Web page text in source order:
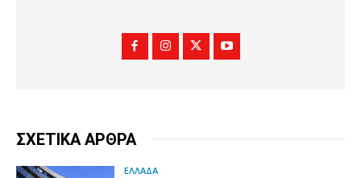
ΣΧΕΤΙΚΑ ΑΡΘΡΑ
ΕΛΛΑΔΑ